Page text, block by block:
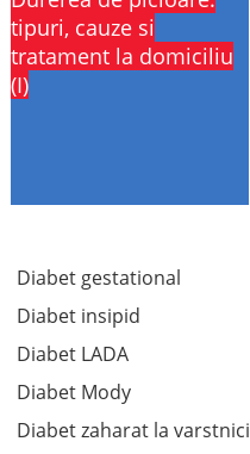
tipuri, cauze si
tratament la domiciliu
(I)
Diabet gestational
Diabet insipid
Diabet LADA
Diabet Mody
Diabet zaharat la varstnici